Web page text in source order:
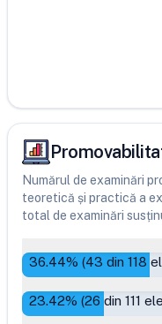
Numărul de examinări
teoretică și practică a
total de examinări
36.44% (43 din 118
23.42% (26 din 111